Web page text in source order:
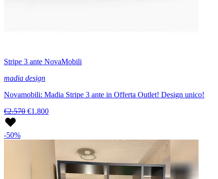
Stripe 3 ante NovaMobili
madia design
Novamobili: Madia Stripe 3 ante in Offerta Outlet! Design unico!
€2.570 €1.800
-50%